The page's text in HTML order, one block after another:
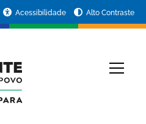
Acessibilidade Alto Contraste